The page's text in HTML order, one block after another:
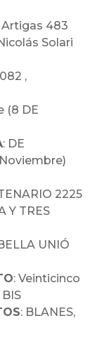
Artigas 483
Solari
,
(8 DE
: DE
Noviembre)
2225
Y TRES
UNIÓ
: Veinticinco
: BLANES,